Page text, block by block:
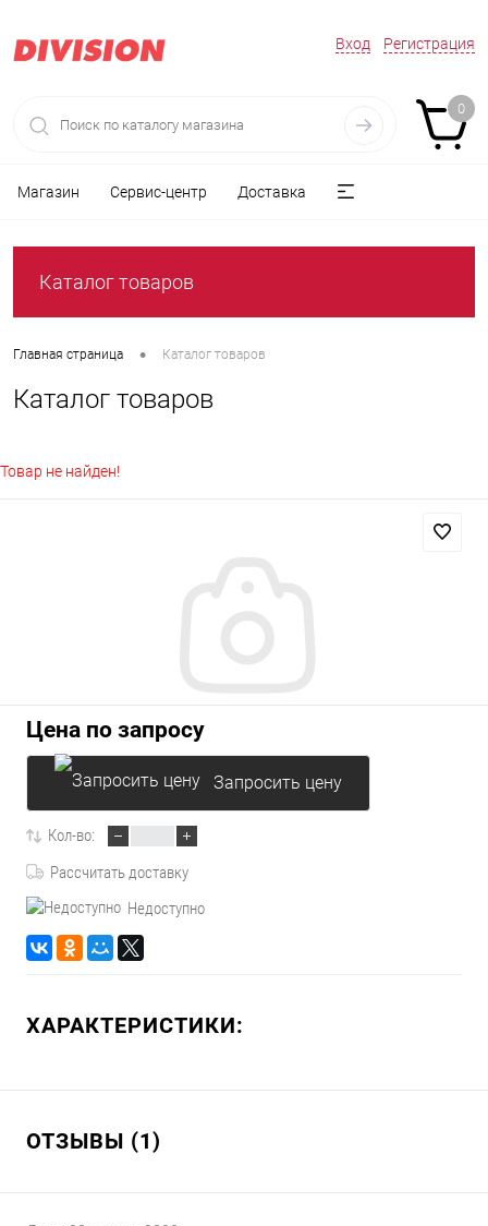
Вход Регистрация
0
Магазин Сервис-центр Доставка
Каталог товаров
Главная страница • Каталог товаров
Каталог товаров
Товар не найден!
Цена по запросу
Запросить цену
Кол-во:
Рассчитать доставку
Недоступно
ХАРАКТЕРИСТИКИ:
ОТЗЫВЫ (1)